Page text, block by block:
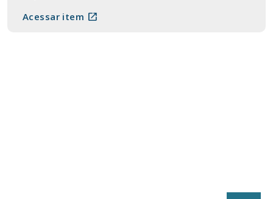
Acessar item open_in_new